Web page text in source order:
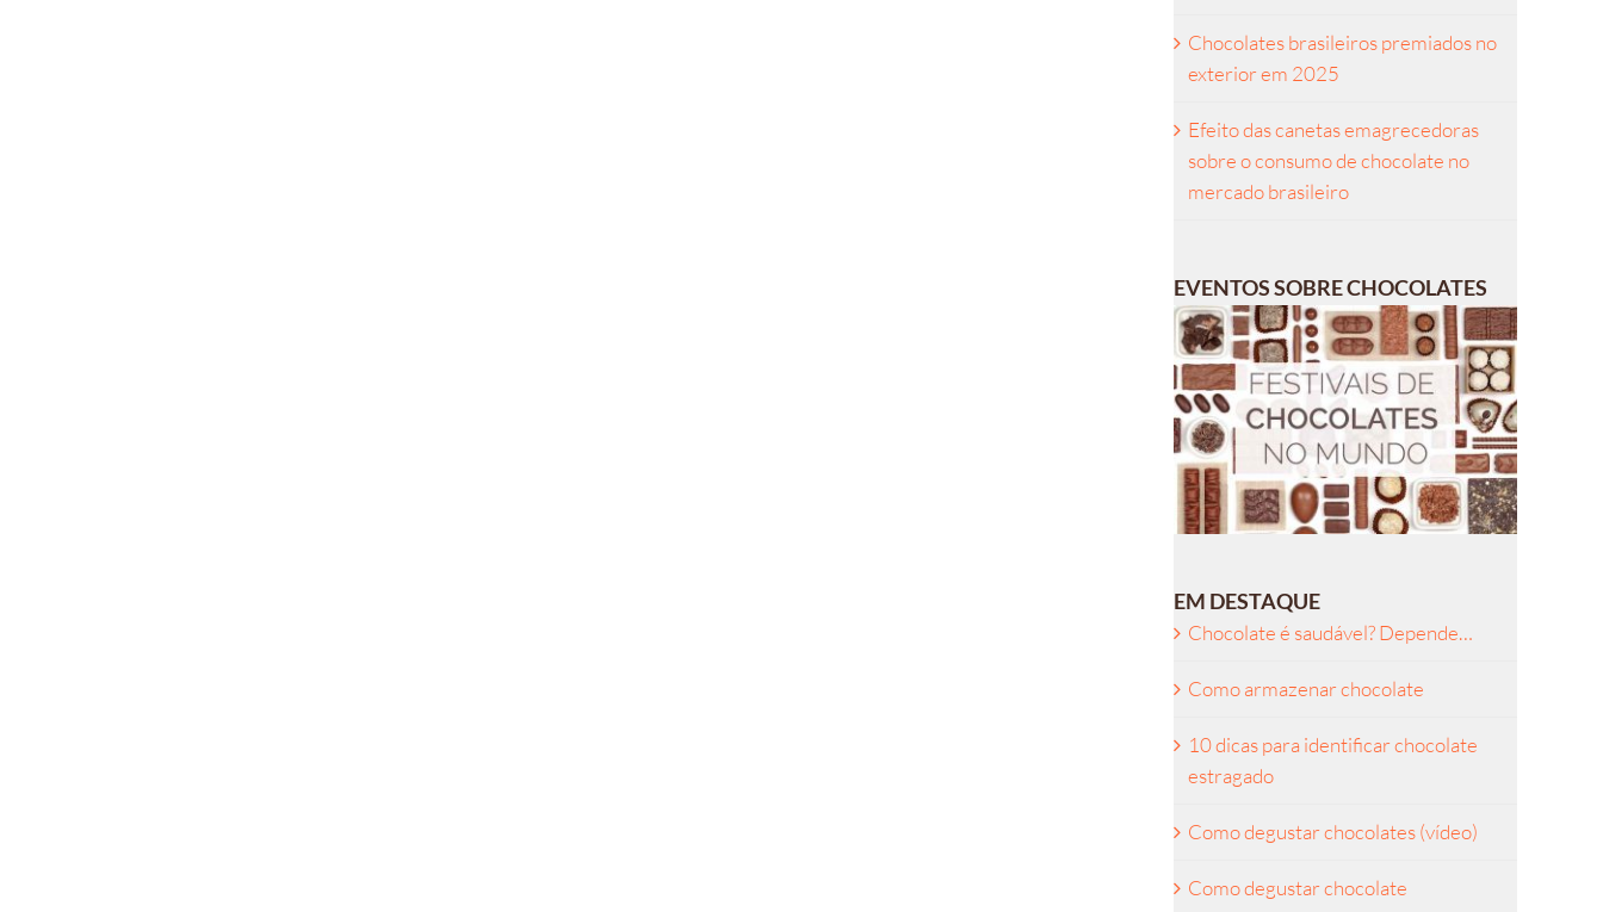
Chocolates brasileiros premiados no
exterior em 2025
Efeito das canetas emagrecedoras
sobre o consumo de chocolate no
mercado brasileiro
EVENTOS SOBRE CHOCOLATES
EM DESTAQUE
Chocolate é saudável? Depende…
Como armazenar chocolate
10 dicas para identificar chocolate
estragado
Como degustar chocolates (vídeo)
Como degustar chocolate